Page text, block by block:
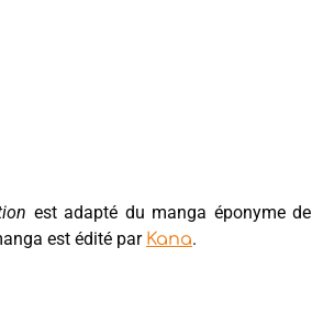
est adapté du manga éponyme de
est édité par Kana.